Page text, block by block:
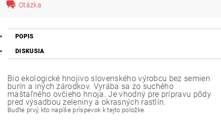
Otázka
POPIS
DISKUSIA
Bio ekologické hnojivo slovenského výrobcu bez semien
burín a iných zárodkov. Vyrába sa zo suchého
maštaľného ovčieho hnoja. Je vhodný pre prípravu pôdy
pred výsadbou zeleniny a okrasných rastlín.
Buďte prvý, kto napíše príspevok k tejto položke.